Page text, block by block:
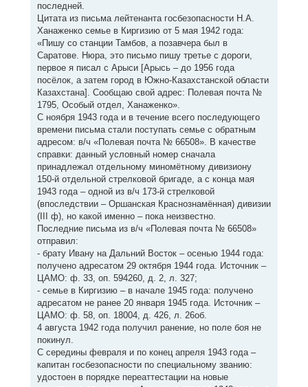
последней.
Цитата из письма лейтенанта госбезопасности Н.А.
Ханаженко семье в Киргизию от 5 мая 1942 года:
«Пишу со станции Тамбов, а позавчера был в
Саратове. Нюра, это письмо пишу третье с дороги,
первое я писал с Арыси [Арысь – до 1956 года
посёлок, а затем город в Южно-Казахстанской области
Казахстана]. Сообщаю свой адрес: Полевая почта №
1795, Особый отдел, Ханаженко».
С ноября 1943 года и в течение всего последующего
времени письма стали поступать семье с обратным
адресом: в/ч «Полевая почта № 66508». В качестве
справки: данный условный номер сначала
принадлежал отдельному миномётному дивизиону
150-й отдельной стрелковой бригаде, а с конца мая
1943 года – одной из в/ч 173-й стрелковой
(впоследствии – Оршанская Краснознамённая) дивизии
(III ф), но какой именно – пока неизвестно.
Последние письма из в/ч «Полевая почта № 66508»
отправил:
- брату Ивану на Дальний Восток – осенью 1944 года:
получено адресатом 29 октября 1944 года. Источник –
ЦАМО: ф. 33, оп. 594260, д. 2, л. 327;
- семье в Киргизию – в начале 1945 года: получено
адресатом не ранее 20 января 1945 года. Источник –
ЦАМО: ф. 58, оп. 18004, д. 426, л. 26об.
4 августа 1942 года получил ранение, но поле боя не
покинул.
С середины февраля и по конец апреля 1943 года –
капитан госбезопасности по специальному званию:
удостоен в порядке переаттестации на новые